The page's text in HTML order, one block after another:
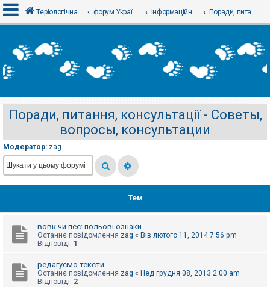
х
і
Р
с
р
а
ц
і
Т
м
б
Теріологічна школа форум Українського теріологічного товариства Інформаційний відділ Поради, питання, консультації - Советы, вопросы, консультации
Поради, питання, консультації - Советы,
вопросы, консультации
Модератор: zag
Тем
вовк чи пес: польові ознаки
Останнє повідомлення zag « Вів лютого 11, 2014 7:56 pm
Відповіді: 1
редагуємо тексти
Останнє повідомлення zag « Нед грудня 08, 2013 2:00 am
Відповіді: 2